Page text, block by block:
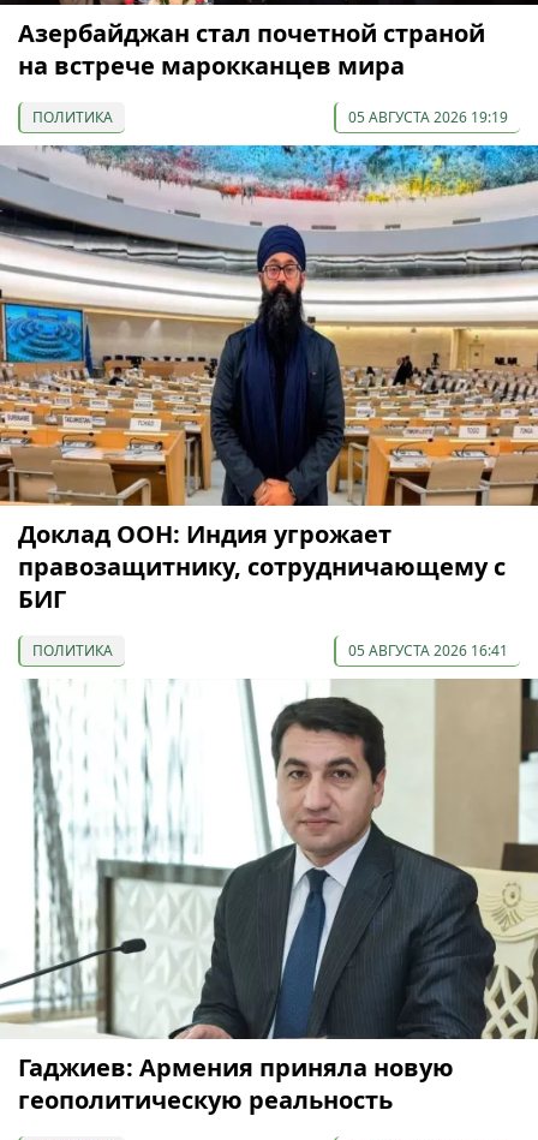
Азербайджан стал почетной страной
на встрече марокканцев мира
ПОЛИТИКА 05 АВГУСТА 2026 19:19
Доклад ООН: Индия угрожает
правозащитнику, сотрудничающему с
БИГ
ПОЛИТИКА 05 АВГУСТА 2026 16:41
Гаджиев: Армения приняла новую
геополитическую реальность